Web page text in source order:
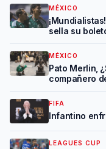
MÉXICO
sella su
MÉXICO
Pato Merlin,
compañero
FIFA
Infantino
LEAGUES CUP